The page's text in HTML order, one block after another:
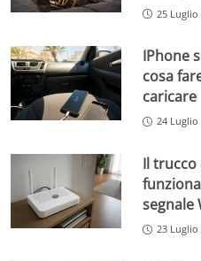
25 Luglio
IPhone
cosa
caricare
24 Luglio
Il
segnale
23 Luglio